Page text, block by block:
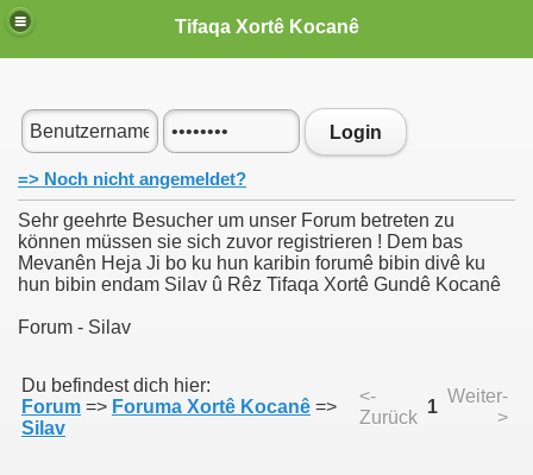
Tifaqa Xortê Kocanê
Login
=> Noch nicht angemeldet?
Sehr geehrte Besucher um unser Forum betreten zu
können müssen sie sich zuvor registrieren ! Dem bas
Mevanên Heja Ji bo ku hun karibin forumê bibin divê ku
hun bibin endam Silav û Rêz Tifaqa Xortê Gundê Kocanê
Forum - Silav
Du befindest dich hier:
Forum => Foruma Xortê Kocanê =>
Silav
<-
Zurück
1
Weiter-
>